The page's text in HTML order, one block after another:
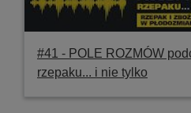
#41 ‐ POLE ROZMÓW
rzepaku... i nie tylko